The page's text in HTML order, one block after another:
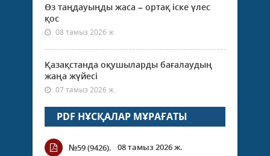
Өз таңдауыңды жаса – ортақ іске үлес
қос
08 тамыз 2026 ж.
Қазақстанда оқушыларды бағалаудың
жаңа жүйесі
07 тамыз 2026 ж.
PDF НҰСҚАЛАР МҰРАҒАТЫ
№59 (9426). 08 тамыз 2026 ж.